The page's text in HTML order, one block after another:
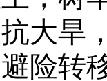
大旱
险转